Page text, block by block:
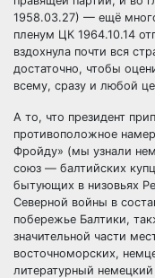
1958.03.27) — ещё
пленум ЦК 1964.10.14
вздохнула почти вся
достаточно, чтобы
всему, сразу и любой
А то, что президент
противоположное
Фройду» (мы узнали
союз — балтийских
бытующих в низовьях
Северной войны в
побережье Балтики,
значительной части
восточноморских,
литературный